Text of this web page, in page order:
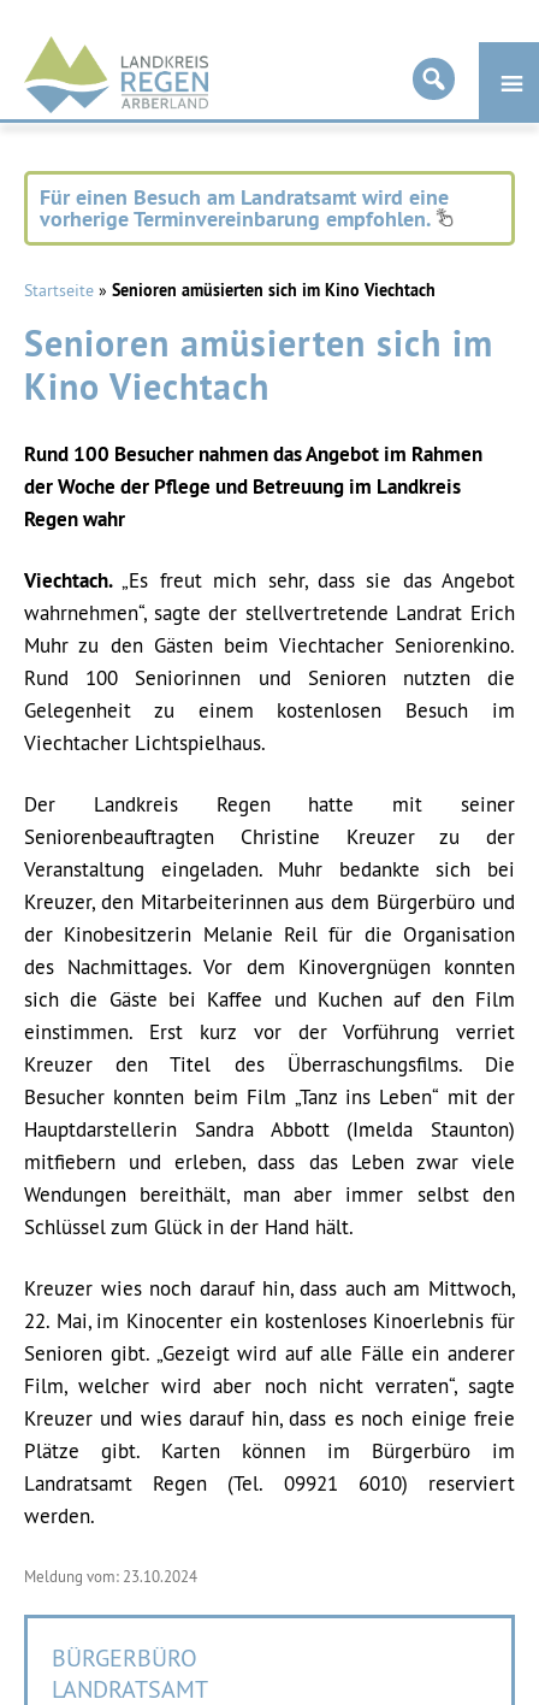
Landkreis
Regen
Für einen Besuch am Landratsamt wird eine
vorherige Terminvereinbarung empfohlen.
Startseite » Senioren amüsierten sich im Kino Viechtach
Senioren amüsierten sich im
Kino Viechtach
Rund 100 Besucher nahmen das Angebot im Rahmen
der Woche der Pflege und Betreuung im Landkreis
Regen wahr
Viechtach.„Es freut mich sehr, dass sie das Angebot
wahrnehmen“, sagte der stellvertretende Landrat Erich
Muhr zu den Gästen beim Viechtacher Seniorenkino.
Rund 100 Seniorinnen und Senioren nutzten die
Gelegenheit zu einem kostenlosen Besuch im
Viechtacher Lichtspielhaus.
Der Landkreis Regen hatte mit seiner
Seniorenbeauftragten Christine Kreuzer zu der
Veranstaltung eingeladen. Muhr bedankte sich bei
Kreuzer, den Mitarbeiterinnen aus dem Bürgerbüro und
der Kinobesitzerin Melanie Reil für die Organisation
des Nachmittages. Vor dem Kinovergnügen konnten
sich die Gäste bei Kaffee und Kuchen auf den Film
einstimmen. Erst kurz vor der Vorführung verriet
Kreuzer den Titel des Überraschungsfilms. Die
Besucher konnten beim Film „Tanz ins Leben“ mit der
Hauptdarstellerin Sandra Abbott (Imelda Staunton)
mitfiebern und erleben, dass das Leben zwar viele
Wendungen bereithält, man aber immer selbst den
Schlüssel zum Glück in der Hand hält.
Kreuzer wies noch darauf hin, dass auch am Mittwoch,
22. Mai, im Kinocenter ein kostenloses Kinoerlebnis für
Senioren gibt. „Gezeigt wird auf alle Fälle ein anderer
Film, welcher wird aber noch nicht verraten“, sagte
Kreuzer und wies darauf hin, dass es noch einige freie
Plätze gibt. Karten können im Bürgerbüro im
Landratsamt Regen (Tel. 09921 6010) reserviert
werden.
Meldung vom: 23.10.2024
BÜRGERBÜRO
LANDRATSAMT